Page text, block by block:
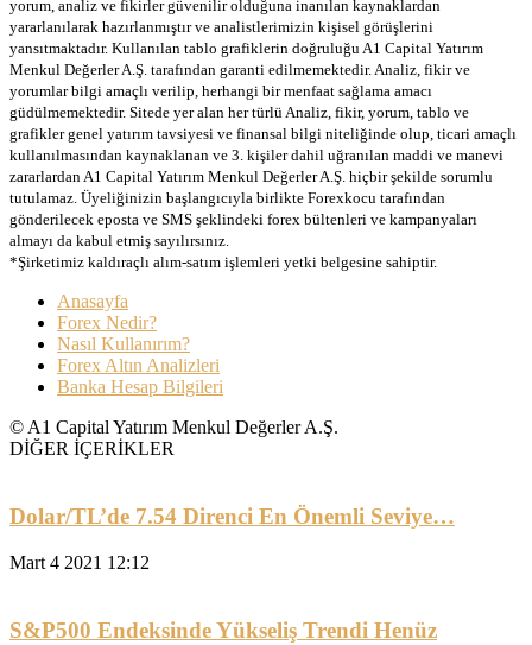
yorum, analiz ve fikirler güvenilir olduğuna inanılan kaynaklardan
yararlanılarak hazırlanmıştır ve analistlerimizin kişisel görüşlerini
yansıtmaktadır. Kullanılan tablo grafiklerin doğruluğu A1 Capital Yatırım
Menkul Değerler A.Ş. tarafından garanti edilmemektedir. Analiz, fikir ve
yorumlar bilgi amaçlı verilip, herhangi bir menfaat sağlama amacı
güdülmemektedir. Sitede yer alan her türlü Analiz, fikir, yorum, tablo ve
grafikler genel yatırım tavsiyesi ve finansal bilgi niteliğinde olup, ticari amaçlı
kullanılmasından kaynaklanan ve 3. kişiler dahil uğranılan maddi ve manevi
zararlardan A1 Capital Yatırım Menkul Değerler A.Ş. hiçbir şekilde sorumlu
tutulamaz. Üyeliğinizin başlangıcıyla birlikte Forexkocu tarafından
gönderilecek eposta ve SMS şeklindeki forex bültenleri ve kampanyaları
almayı da kabul etmiş sayılırsınız.
*Şirketimiz kaldıraçlı alım-satım işlemleri yetki belgesine sahiptir.
Anasayfa
Forex Nedir?
Nasıl Kullanırım?
Forex Altın Analizleri
Banka Hesap Bilgileri
© A1 Capital Yatırım Menkul Değerler A.Ş.
DİĞER İÇERİKLER
Dolar/TL’de 7.54 Direnci En Önemli Seviye…
Mart 4 2021 12:12
S&P500 Endeksinde Yükseliş Trendi Henüz